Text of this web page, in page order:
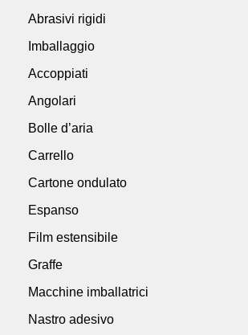
Abrasivi rigidi
Imballaggio
Accoppiati
Angolari
Bolle d’aria
Carrello
Cartone ondulato
Espanso
Film estensibile
Graffe
Macchine imballatrici
Nastro adesivo